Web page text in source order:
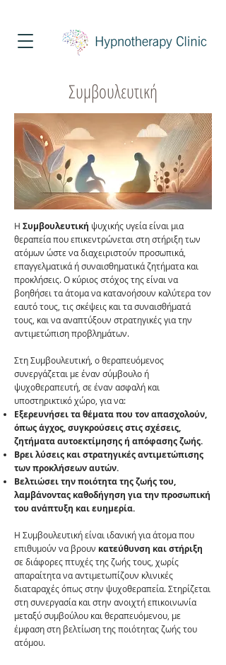
Συμβουλευτική
Η Συμβουλευτική ψυχικής υγεία είναι μια
θεραπεία που επικεντρώνεται στη στήριξη των
ατόμων ώστε να διαχειριστούν προσωπικά,
επαγγελματικά ή συναισθηματικά ζητήματα και
προκλήσεις. Ο κύριος στόχος της είναι να
βοηθήσει τα άτομα να κατανοήσουν καλύτερα τον
εαυτό τους, τις σκέψεις και τα συναισθήματά
τους, και να αναπτύξουν στρατηγικές για την
αντιμετώπιση προβλημάτων.
Στη Συμβουλευτική, ο θεραπευόμενος
συνεργάζεται με έναν σύμβουλο ή
ψυχοθεραπευτή, σε έναν ασφαλή και
υποστηρικτικό χώρο, για να:
Εξερευνήσει τα θέματα που τον απασχολούν,
όπως άγχος, συγκρούσεις στις σχέσεις,
ζητήματα αυτοεκτίμησης ή απόφασης ζωής.
Βρει λύσεις και στρατηγικές αντιμετώπισης
των προκλήσεων αυτών.
Βελτιώσει την ποιότητα της ζωής του,
λαμβάνοντας καθοδήγηση για την προσωπική
του ανάπτυξη και ευημερία.​
Η Συμβουλευτική είναι ιδανική για άτομα που
επιθυμούν να βρουν κατεύθυνση και στήριξη
σε διάφορες πτυχές της ζωής τους, χωρίς
απαραίτητα να αντιμετωπίζουν κλινικές
διαταραχές όπως στην ψυχοθεραπεία. Στηρίζεται
στη συνεργασία και στην ανοιχτή επικοινωνία
μεταξύ συμβούλου και θεραπευόμενου, με
έμφαση στη βελτίωση της ποιότητας ζωής του
ατόμου.